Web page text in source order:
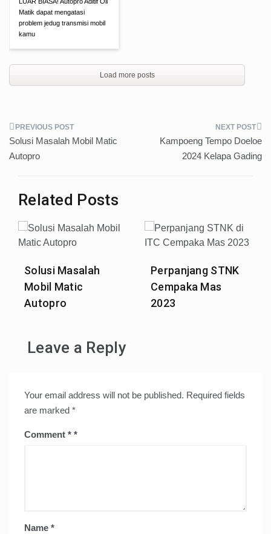
Matik dapat mengatasi
problem jedug transmisi mobil
kamu
Load more posts
Post
navigation
Solusi Masalah Mobil Matic
Autopro
Kampoeng Tempo Doeloe
2024 Kelapa Gading
Related Posts
Solusi Masalah
Mobil Matic
Autopro
Perpanjang STNK
Cempaka Mas
2023
Leave a Reply
Your email address will not be published. Required fields
are marked *
Comment *
Name *